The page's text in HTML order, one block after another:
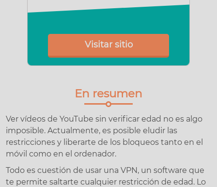
Visitar sitio
En resumen
Ver vídeos de YouTube sin verificar edad no es algo
imposible. Actualmente, es posible eludir las
restricciones y liberarte de los bloqueos tanto en el
móvil como en el ordenador.
Todo es cuestión de usar una VPN, un software que
te permite saltarte cualquier restricción de edad. Lo